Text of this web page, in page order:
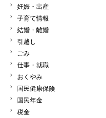
妊娠・出産
子育て情報
結婚・離婚
引越し
ごみ
仕事・就職
おくやみ
国民健康保険
国民年金
税金